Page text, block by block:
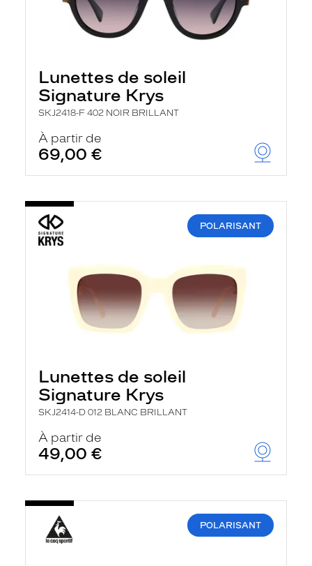
Lunettes de soleil
Signature Krys
SKJ2418-F 402 NOIR BRILLANT
À partir de
69,00 €
POLARISANT
Lunettes de soleil
Signature Krys
SKJ2414-D 012 BLANC BRILLANT
À partir de
49,00 €
POLARISANT